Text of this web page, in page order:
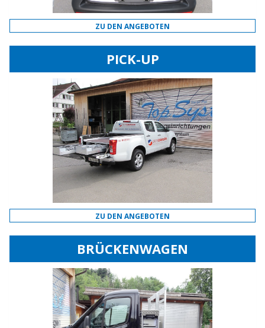
ZU DEN ANGEBOTEN
PICK-UP
ZU DEN ANGEBOTEN
BRÜCKENWAGEN